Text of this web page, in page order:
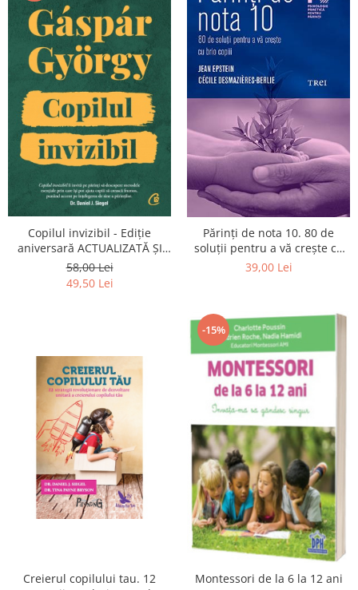
Copilul invizibil - Ediție
aniversară ACTUALIZATĂ ȘI
REVIZUITĂ de Gáspár György
58,00 Lei
49,50 Lei
Părinți de nota 10. 80 de
soluții pentru a vă crește cu
brio copiii
39,00 Lei
Creierul copilului tau. 12
-15%
Montessori de la 6 la 12 ani